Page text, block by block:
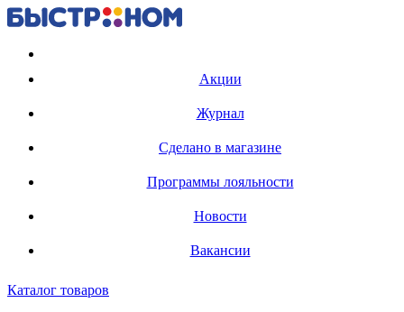
Акции
Журнал
Сделано в магазине
Программы лояльности
Новости
Вакансии
Каталог товаров